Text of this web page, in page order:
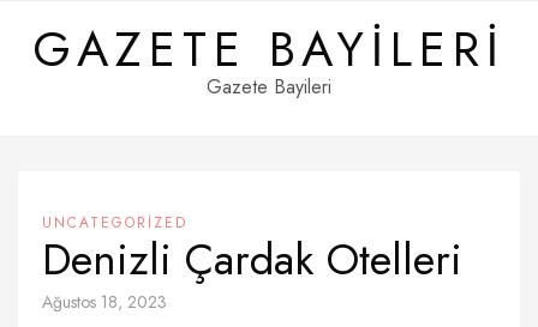
contentGAZETE BAYILERI
Gazete Bayileri
UNCATEGORIZED
Denizli Çardak Otelleri
Ağustos 18, 2023